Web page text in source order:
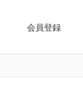
会員登録